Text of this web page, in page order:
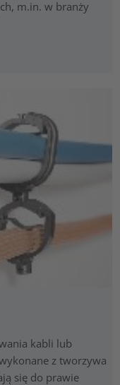
m.in. w branży
kabli lub
z tworzywa
się do prawie